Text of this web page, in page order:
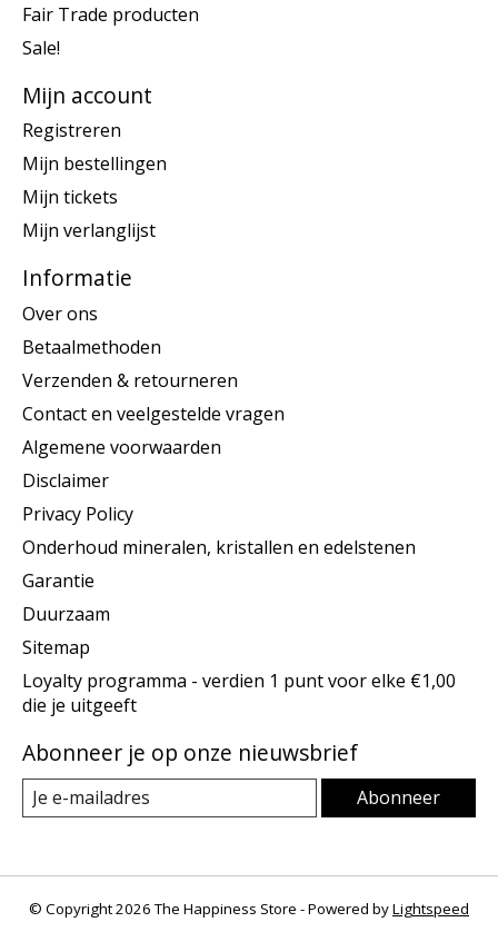
Fair Trade producten
Sale!
Mijn account
Registreren
Mijn bestellingen
Mijn tickets
Mijn verlanglijst
Informatie
Over ons
Betaalmethoden
Verzenden & retourneren
Contact en veelgestelde vragen
Algemene voorwaarden
Disclaimer
Privacy Policy
Onderhoud mineralen, kristallen en edelstenen
Garantie
Duurzaam
Sitemap
Loyalty programma - verdien 1 punt voor elke €1,00
die je uitgeeft
Abonneer je op onze nieuwsbrief
Abonneer
© Copyright 2026 The Happiness Store - Powered byLightspeed